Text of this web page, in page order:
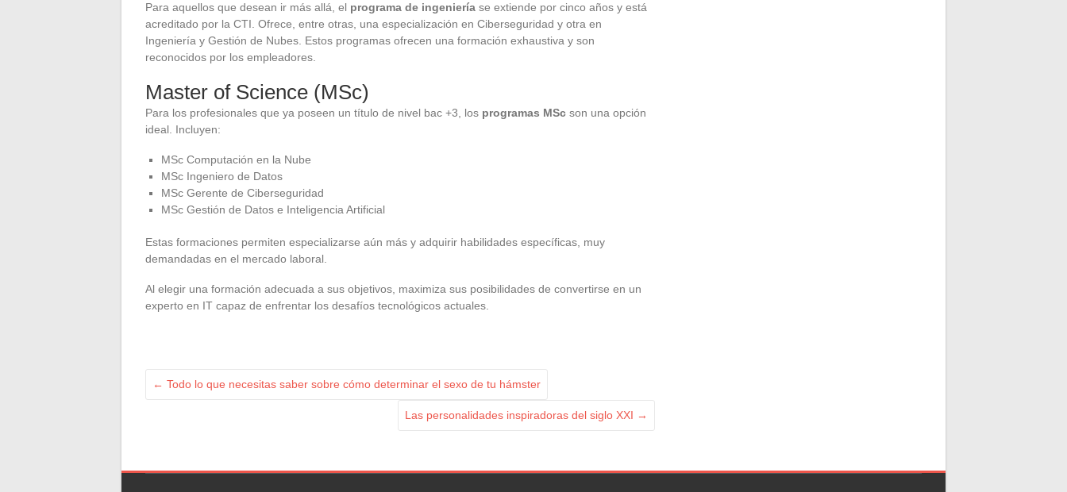
Para aquellos que desean ir más allá, el programa de ingeniería se extiende por cinco años y está
acreditado por la CTI. Ofrece, entre otras, una especialización en Ciberseguridad y otra en
Ingeniería y Gestión de Nubes. Estos programas ofrecen una formación exhaustiva y son
reconocidos por los empleadores.
Master of Science (MSc)
Para los profesionales que ya poseen un título de nivel bac +3, los programas MSc son una opción
ideal. Incluyen:
MSc Computación en la Nube
MSc Ingeniero de Datos
MSc Gerente de Ciberseguridad
MSc Gestión de Datos e Inteligencia Artificial
Estas formaciones permiten especializarse aún más y adquirir habilidades específicas, muy
demandadas en el mercado laboral.
Al elegir una formación adecuada a sus objetivos, maximiza sus posibilidades de convertirse en un
experto en IT capaz de enfrentar los desafíos tecnológicos actuales.
← Todo lo que necesitas saber sobre cómo determinar el sexo de tu hámster
Las personalidades inspiradoras del siglo XXI →